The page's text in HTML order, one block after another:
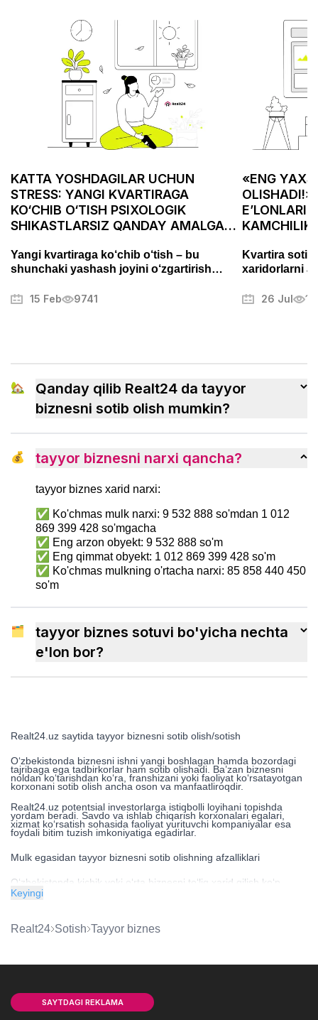
KATTA YOSHDAGILAR UCHUN
STRESS: YANGI KVARTIRAGA
KO‘CHIB O‘TISH PSIXOLOGIK
SHIKASTLARSIZ QANDAY AMALGA
Yangi kvartiraga ko‘chib o‘tish – bu
shunchaki yashash joyini o‘zgartirish
qiladigan muhim bosqichdir. Bu jarayon
qanday samarali tashkil qilish, ortiqcha
xavotirlardan qochish va yangi uyingizga
tezroq ko‘nikish usullarini ko‘rib chiqamiz.
15 Feb 9741
«ENG
Kvartira
xaridorlarni
26 Jul
🏡
Qanday qilib Realt24 da tayyor
biznesni sotib olish mumkin?
💰 tayyor biznesni narxi qancha?
tayyor biznes xarid narxi:
✅ Ko'chmas mulk narxi: 9 532 888 so'mdan 1 012
869 399 428 so'mgacha
✅ Eng arzon obyekt: 9 532 888 so'm
✅ Eng qimmat obyekt: 1 012 869 399 428 so'm
✅ Ko'chmas mulkning o'rtacha narxi: 85 858 440 450
so'm
🗂
tayyor biznes sotuvi bo'yicha nechta
e'lon bor?
Realt24.uz saytida tayyor biznesni sotib olish/sotish
O‘zbekistonda biznesni ishni yangi boshlagan hamda bozordagi
tajribaga ega tadbirkorlar ham sotib olishadi. Ba’zan biznesni
noldan ko‘tarishdan ko‘ra, franshizani yoki faoliyat ko‘rsatayotgan
korxonani sotib olish ancha oson va manfaatliroqdir.
Realt24.uz potentsial investorlarga istiqbolli loyihani topishda
yordam beradi. Savdo va ishlab chiqarish korxonalari egalari,
xizmat ko‘rsatish sohasida faoliyat yurituvchi kompaniyalar esa
foydali bitim tuzish imkoniyatiga egadirlar.
Mulk egasidan tayyor biznesni sotib olishning afzalliklari
Oʻzbekistonda kichik yoki oʻrta biznesni toʻliq xarid qilish koʻp
sabablarga koʻra manfaatlidir:
kompaniya bozorda o‘z o‘rnini topgan va mijozlar bazasini
shakllantirgan;
Keyingi
Realt24 Sotish tayyor biznes
SAYTDAGI REKLAMA